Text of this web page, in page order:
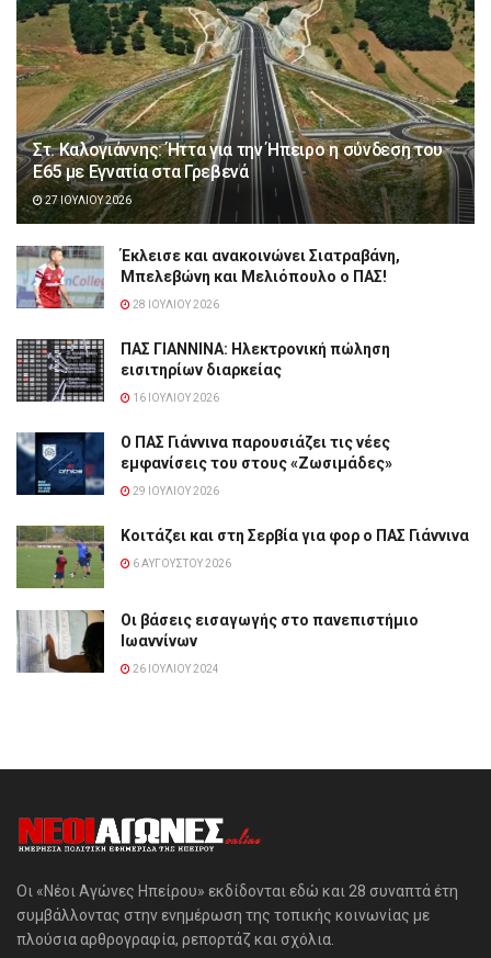
Στ. Καλογιάννης: Ήττα για την Ήπειρο η σύνδεση του
Ε65 με Εγνατία στα Γρεβενά
27 ΙΟΥΛΊΟΥ 2026
Έκλεισε και ανακοινώνει Σιατραβάνη,
Μπελεβώνη και Μελιόπουλο ο ΠΑΣ!
28 ΙΟΥΛΊΟΥ 2026
ΠΑΣ ΓΙΑΝΝΙΝΑ: Hλεκτρονική πώληση
εισιτηρίων διαρκείας
16 ΙΟΥΛΊΟΥ 2026
Ο ΠΑΣ Γιάννινα παρουσιάζει τις νέες
εμφανίσεις του στους «Ζωσιμάδες»
29 ΙΟΥΛΊΟΥ 2026
Κοιτάζει και στη Σερβία για φορ ο ΠΑΣ Γιάννινα
6 ΑΥΓΟΎΣΤΟΥ 2026
Οι βάσεις εισαγωγής στο πανεπιστήμιο
Ιωαννίνων
26 ΙΟΥΛΊΟΥ 2024
Οι «Νέοι Αγώνες Ηπείρου» εκδίδονται εδώ και 28 συναπτά έτη
συμβάλλοντας στην ενημέρωση της τοπικής κοινωνίας με
πλούσια αρθρογραφία, ρεπορτάζ και σχόλια.